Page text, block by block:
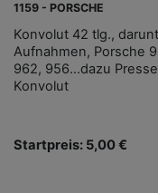
1159 - PORSCHE
Konvolut 42 tlg.,
Aufnahmen, Porsche
962, 956…dazu
Konvolut
Startpreis: 5,00 €